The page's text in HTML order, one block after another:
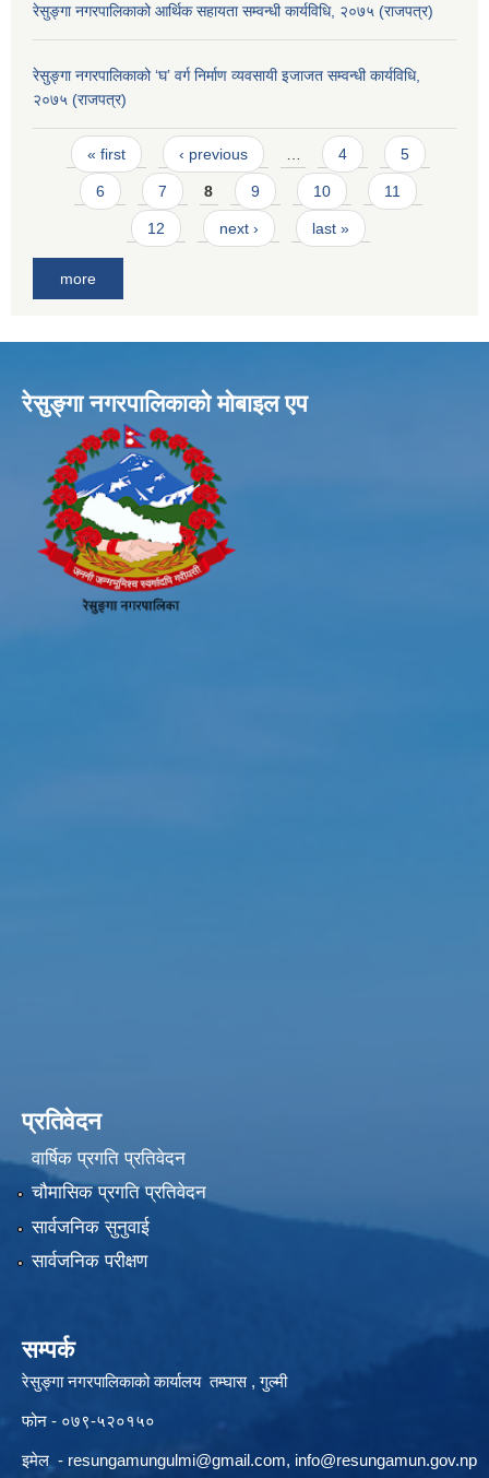
रेसुङ्गा नगरपालिकाको आर्थिक सहायता सम्वन्धी कार्यविधि, २०७५ (राजपत्र)
रेसुङ्गा नगरपालिकाको ‘घ’ वर्ग निर्माण व्यवसायी इजाजत सम्वन्धी कार्यविधि,
२०७५ (राजपत्र)
Pages
« first ‹ previous 4 5
6 7 8 9 10 11
12 next › last »
more
रेसुङ्गा नगरपालिकाकाे माेबाइल एप
प्रतिवेदन
वार्षिक प्रगति प्रतिवेदन
चौमासिक प्रगति प्रतिवेदन
सार्वजनिक सुनुवाई
सार्वजनिक परीक्षण
सम्पर्क
रेसुङ्गा नगरपालिकाको कार्यालय तम्घास , गुल्मी
फोन - ०७९-५२०१५०
इमेल - resungamungulmi@gmail.com, info@resungamun.gov.np